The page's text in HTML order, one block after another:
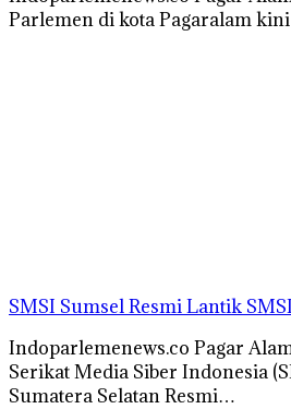
Parlemen di kota Pagaralam
SMSI Sumsel Resmi Lantik
Indoparlemenews.co Pagar
Serikat Media Siber Indonesia
Sumatera Selatan Resmi…